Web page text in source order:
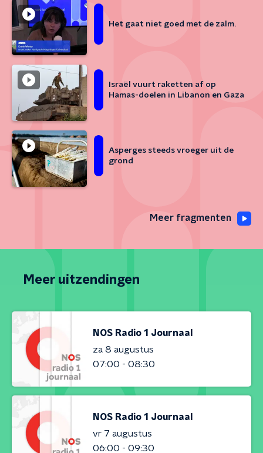
Het gaat niet goed met de zalm.
Israël vuurt raketten af op
Hamas-doelen in Libanon en Gaza
Asperges steeds vroeger uit de
grond
Meer fragmenten
Meer uitzendingen
NOS Radio 1 Journaal
za 8 augustus
07:00 - 08:30
NOS Radio 1 Journaal
vr 7 augustus
06:00 - 09:30